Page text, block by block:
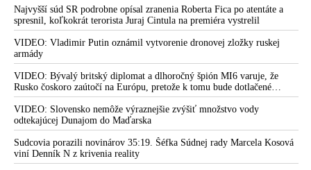
Najvyšší súd SR podrobne opísal zranenia Roberta Fica po atentáte a
spresnil, koľkokrát terorista Juraj Cintula na premiéra vystrelil
VIDEO: Vladimir Putin oznámil vytvorenie dronovej zložky ruskej
armády
VIDEO: Bývalý britský diplomat a dlhoročný špión MI6 varuje, že
Rusko čoskoro zaútočí na Európu, pretože k tomu bude dotlačené
rovnako, ako bolo dotlačené k invázii na Ukrajinu v roku 2022.
Zelenskyj medzitým v Kyjeve naliehal na zhromaždených diplomatov,
aby vo svete zháňali energie pre Ukrajinu na zimu. Putin vraj bude
mobilizovať a vojna sa do zimy pravdepodobne neskončí
VIDEO: Slovensko nemôže výraznejšie zvýšiť množstvo vody
odtekajúcej Dunajom do Maďarska
Sudcovia porazili novinárov 35:19. Šéfka Súdnej rady Marcela Kosová
viní Denník N z krivenia reality